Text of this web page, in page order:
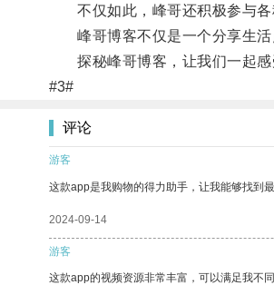
不仅如此，峰哥还积极参与各
峰哥博客不仅是一个分享生活
探秘峰哥博客，让我们一起感
#3#
评论
游客
这款app是我购物的得力助手，让我能够找到
2024-09-14
游客
这款app的视频资源非常丰富，可以满足我不同